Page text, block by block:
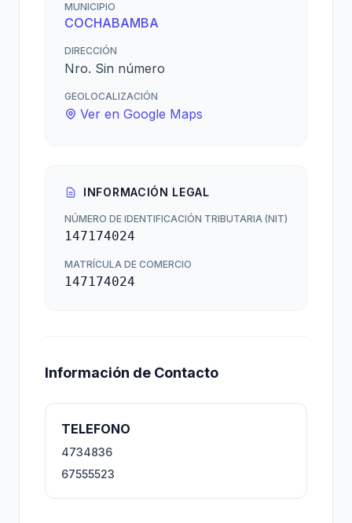
MUNICIPIO
COCHABAMBA
DIRECCIÓN
Nro. Sin número
GEOLOCALIZACIÓN
Ver en Google Maps
INFORMACIÓN LEGAL
NÚMERO DE IDENTIFICACIÓN TRIBUTARIA (NIT)
147174024
MATRÍCULA DE COMERCIO
147174024
Información de Contacto
TELEFONO
4734836
67555523